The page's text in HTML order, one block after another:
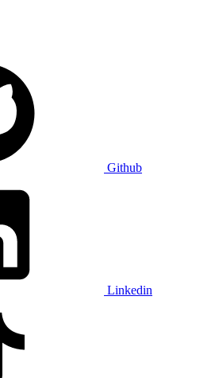
Github
Linkedin